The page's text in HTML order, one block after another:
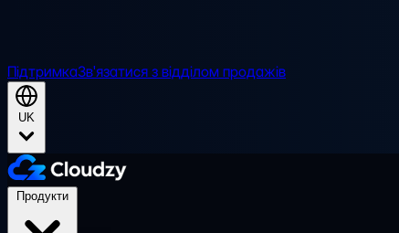
ПідтримкаЗв'язатися з відділом продажів
UK